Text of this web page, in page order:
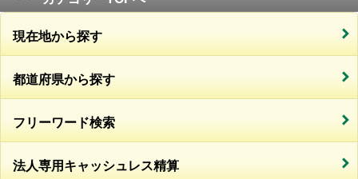
現在地から探す
都道府県から探す
フリーワード検索
法人専用キャッシュレス精算